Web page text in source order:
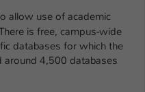
allow use of academic
is free, campus-wide
databases for which the
around 4,500 databases